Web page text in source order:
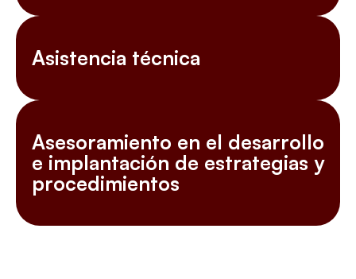
Asistencia técnica
Asesoramiento en el desarrollo
e implantación de estrategias y
procedimientos